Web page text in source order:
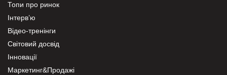
Топи про ринок
Інтерв’ю
Відео-тренінги
Світовий досвід
Інновації
Маркетинг&Продажі